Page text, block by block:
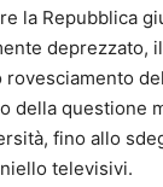
la Repubblica
deprezzato,
della questione
fino allo
televisivi.